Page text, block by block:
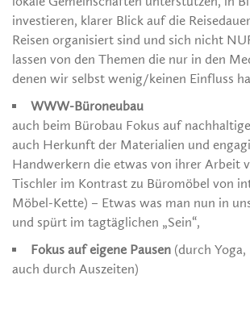
investieren, klarer Blick auf die
Reisen organisiert sind und sich nicht
lassen von den Themen die nur in den
denen wir selbst wenig/keinen Einfluss
WWW-Büroneubau
auch beim Bürobau Fokus auf
auch Herkunft der Materialien und
Handwerkern die etwas von ihrer Arbeit
Tischler im Kontrast zu Büromöbel von
Möbel-Kette) – Etwas was man nun in
und spürt im tagtäglichen „Sein“,
Fokus auf eigene Pausen (durch
auch durch Auszeiten)